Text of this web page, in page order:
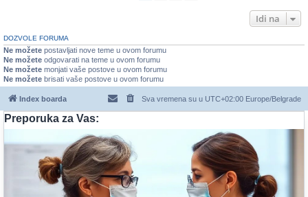
Idi na
DOZVOLE FORUMA
Ne možete postavljati nove teme u ovom forumu
Ne možete odgovarati na teme u ovom forumu
Ne možete monjati vaše postove u ovom forumu
Ne možete brisati vaše postove u ovom forumu
Index boarda Sva vremena su u UTC+02:00 Europe/Belgrade
Preporuka za Vas: